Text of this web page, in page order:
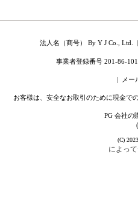
法人名（商号） By Y J Co., Ltd.
事業者登録番号 201-86-
| メー
お客様は、安全なお取引のために現金で
PG 会社の
(C) 2023
によっ